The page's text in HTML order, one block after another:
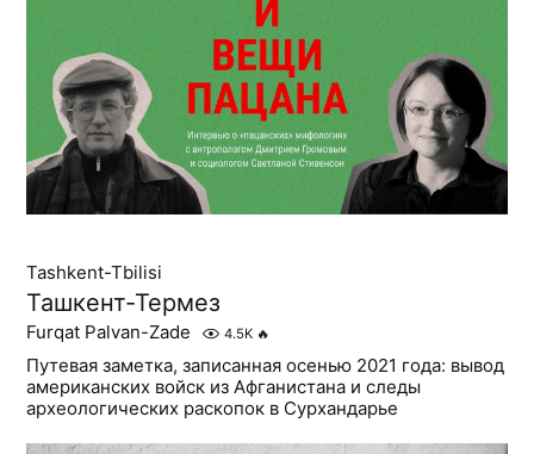
Tashkent-Tbilisi
Ташкент-Термез
Furqat Palvan-Zade 4.5K 🔥
Путевая заметка, записанная осенью 2021 года: вывод
американских войск из Афганистана и следы
археологических раскопок в Сурхандарье